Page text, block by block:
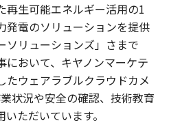
再生可能エネルギー活用の1
発電のソリューションを提供
ソリューションズ」さまで
において、キヤノンマーケテ
たウェアラブルクラウドカメ
状況や安全の確認、技術教育
ただいています。